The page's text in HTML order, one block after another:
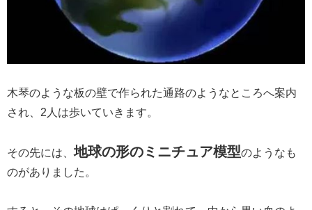
木琴のような板の壁で作られた通路のようなところへ案内
され、2人は歩いていきます。
その先には、地球の形のミニチュア模型のようなも
のがありました。